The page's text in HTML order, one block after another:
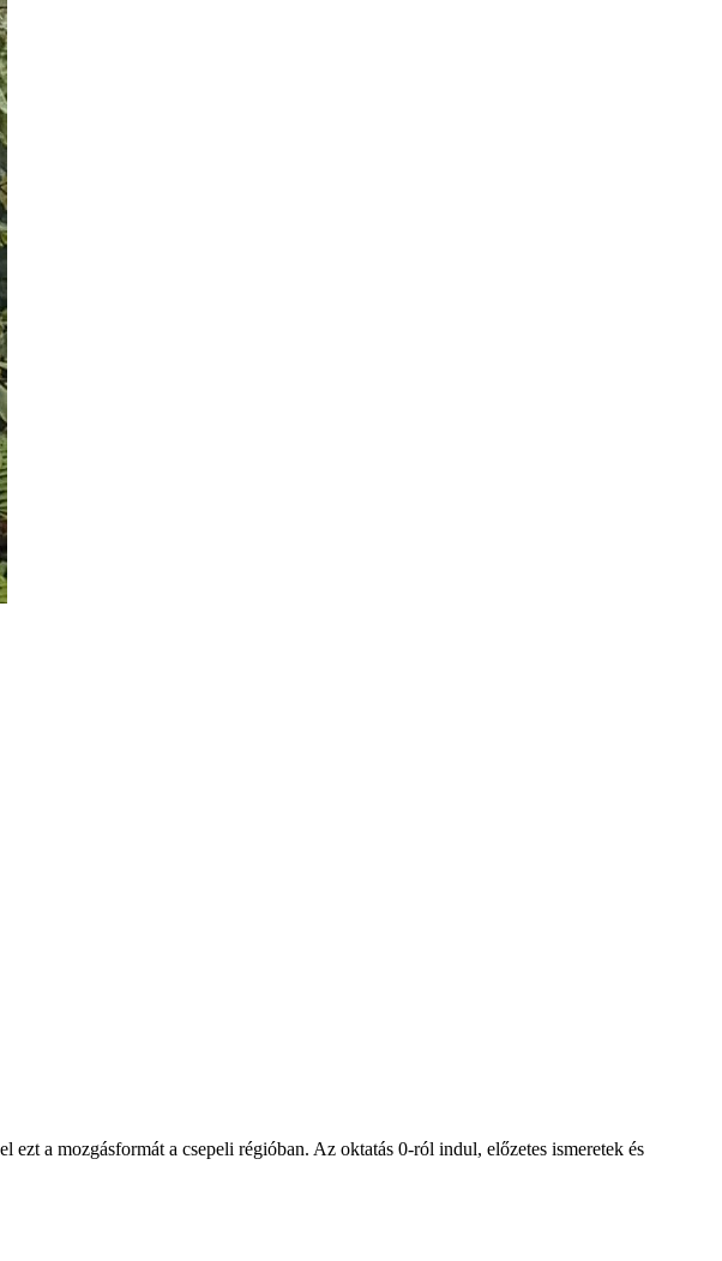
a mozgásformát a csepeli régióban. Az oktatás 0-ról indul, előzetes ismeretek és